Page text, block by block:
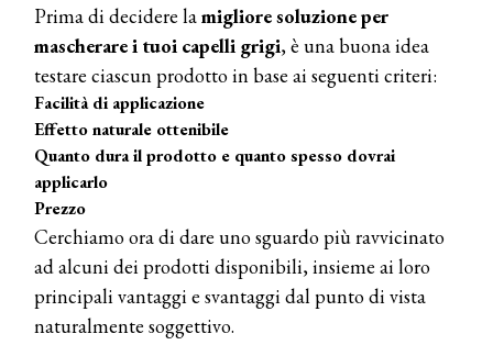
Prima di decidere lamiglioresoluzione per
mascherare i tuoi capelli grigi, è una buona idea
testare ciascun prodotto in base ai seguenti criteri:
Facilità di applicazione
Effetto naturale ottenibile
Quanto dura il prodotto e quanto spesso dovrai
applicarlo
Prezzo
Cerchiamo ora di dare uno sguardo più ravvicinato
ad alcuni dei prodotti disponibili, insieme ai loro
principali vantaggi e svantaggi dal punto di vista
naturalmente soggettivo.